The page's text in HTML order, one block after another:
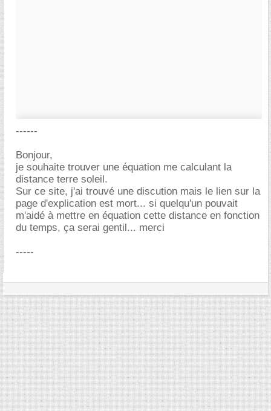
------
Bonjour,
je souhaite trouver une équation me calculant la
distance terre soleil.
Sur ce site, j'ai trouvé une discution mais le lien sur la
page d'explication est mort... si quelqu'un pouvait
m'aidé à mettre en équation cette distance en fonction
du temps, ça serai gentil... merci
-----